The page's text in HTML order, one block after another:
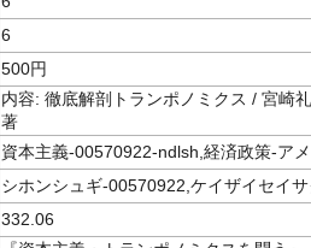
6
500円
内容: 徹底解剖トランポノミクス / 宮崎
著
資本主義-00570922-ndlsh,経済政策-ア
シホンシュギ-00570922,ケイザイセイ
332.06